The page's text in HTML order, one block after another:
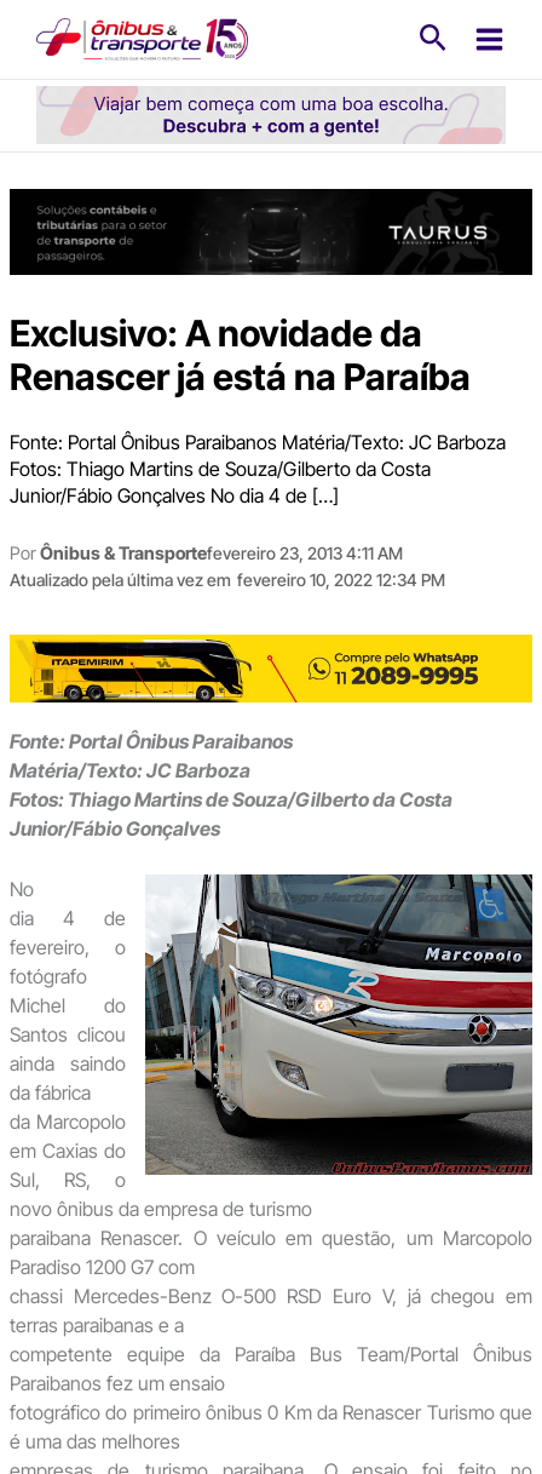
conteúdo
Exclusivo: A novidade da
Renascer já está na Paraíba
Fonte: Portal Ônibus Paraibanos Matéria/Texto: JC Barboza
Fotos: Thiago Martins de Souza/Gilberto da Costa
Junior/Fábio Gonçalves No dia 4 de […]
PorÔnibus & Transportefevereiro 23, 2013 4:11 AM
Atualizado pela última vez em fevereiro 10, 2022 12:34 PM
Fonte: Portal Ônibus Paraibanos
Matéria/Texto: JC Barboza
Fotos: Thiago Martins de Souza/Gilberto da Costa
Junior/Fábio Gonçalves
No
dia 4 de
fevereiro, o
fotógrafo
Michel do
Santos clicou
ainda saindo
da fábrica
da Marcopolo
em Caxias do
Sul, RS, o
novo ônibus da empresa de turismo
paraibana Renascer. O veículo em questão, um Marcopolo
Paradiso 1200 G7 com
chassi Mercedes-Benz O-500 RSD Euro V, já chegou em
terras paraibanas e a
competente equipe da Paraíba Bus Team/Portal Ônibus
Paraibanos fez um ensaio
fotográfico do primeiro ônibus 0 Km da Renascer Turismo que
é uma das melhores